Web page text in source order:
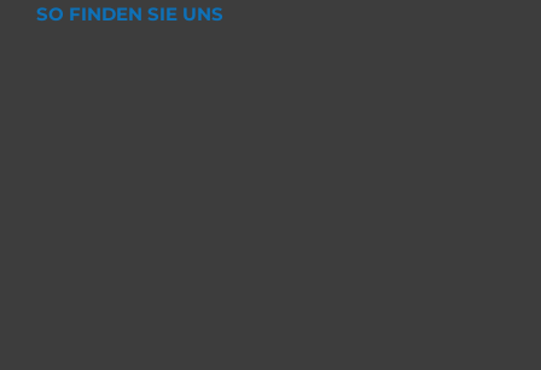
SO FINDEN SIE UNS